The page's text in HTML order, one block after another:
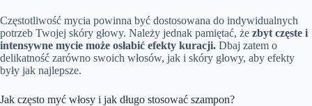
Częstotliwość mycia powinna być dostosowana do indywidualnych
potrzeb Twojej skóry głowy. Należy jednak pamiętać, że zbyt częste i
intensywne mycie może osłabić efekty kuracji. Dbaj zatem o
delikatność zarówno swoich włosów, jak i skóry głowy, aby efekty
były jak najlepsze.
Jak często myć włosy i jak długo stosować szampon?